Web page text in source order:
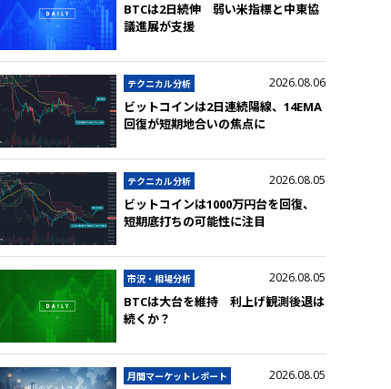
BTCは2日続伸 弱い米指標と中東協
議進展が支援
テクニカル分析 2026.08.06
ビットコインは2日連続陽線、14EMA
回復が短期地合いの焦点に
テクニカル分析 2026.08.05
ビットコインは1000万円台を回復、
短期底打ちの可能性に注目
市況・相場分析 2026.08.05
BTCは大台を維持 利上げ観測後退は
続くか？
月間マーケットレポート 2026.08.05